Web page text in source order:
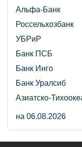
Альфа-Банк
Россельхозбанк
УБРиР
Банк ПСБ
Банк Инго
Банк Уралсиб
Азиатско-
на 06.08.2026